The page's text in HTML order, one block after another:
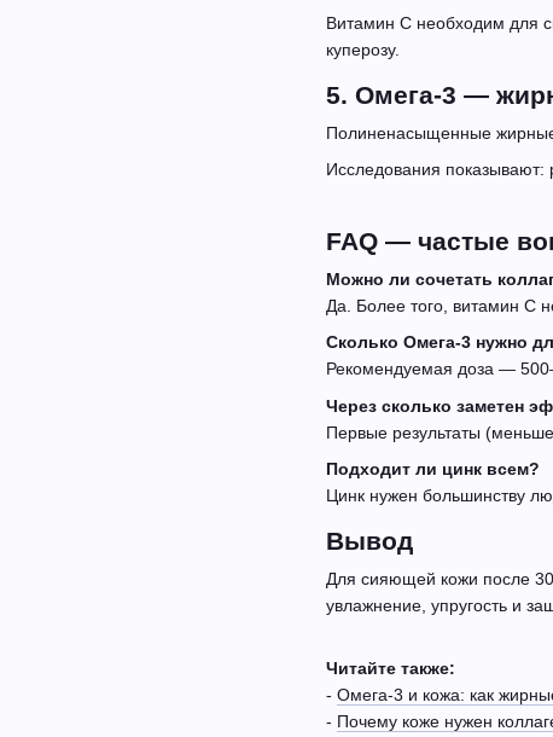
Витамин С необходим для
куперозу.
5. Омега-3 —
Полиненасыщенные
Исследования показывают:
FAQ — частые
Можно ли сочетать
Да. Более того, витамин С
Сколько Омега-3 нужно
Рекомендуемая доза —
Через сколько заметен
Первые результаты
Подходит ли цинк всем?
Цинк нужен большинству
Вывод
Для сияющей кожи после
увлажнение, упругость и
Читайте также:
- Омега-3 и кожа: как
- Почему коже нужен